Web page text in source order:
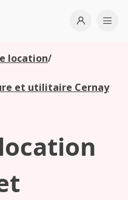
Open
location/
et utilitaire Cernay